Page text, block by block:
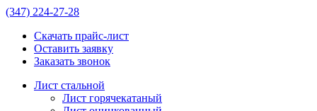
(347) 224-27-28
Скачать прайс-лист
Оставить заявку
Заказать звонок
Лист стальной
Лист горячекатаный